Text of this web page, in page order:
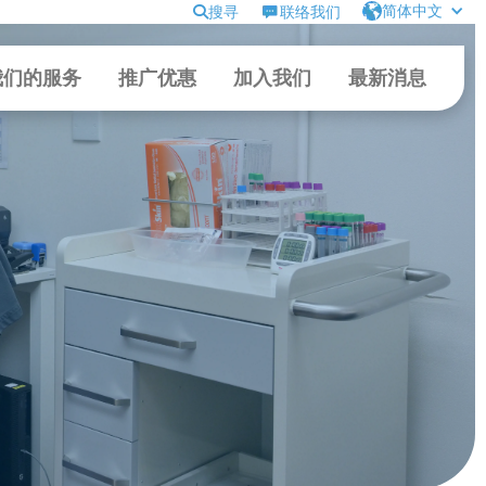
搜寻 联络我们 简体中文
的服务 推广优惠 加入我们 最新消息